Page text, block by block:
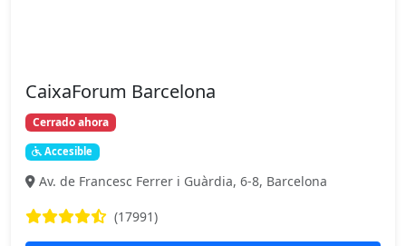
CaixaForum Barcelona
Cerrado ahora
Accesible
Av. de Francesc Ferrer i Guàrdia, 6-8, Barcelona
(17991)